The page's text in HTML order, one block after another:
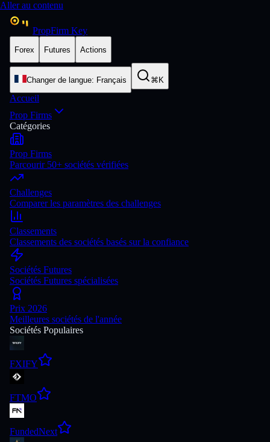
Aller au contenu
PropFirm Key
Forex Futures Actions
Changer de langue: Français ⌘K
Accueil
Prop Firms
Catégories
Prop Firms
Parcourir 50+ sociétés vérifiées
Challenges
Comparer les paramètres des challenges
Classements
Classements des sociétés basés sur la confiance
Sociétés Futures
Sociétés Futures spécialisées
Prix 2026
Meilleures sociétés de l'année
Sociétés Populaires
FXIFY
FTMO
FundedNext